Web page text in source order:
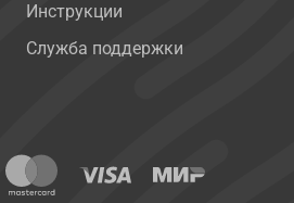
Инструкции
Служба поддержки